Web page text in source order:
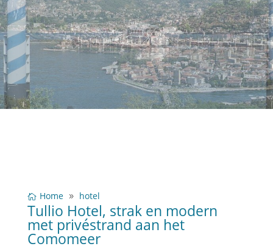
Home hotel
Tullio Hotel, strak en modern
met privéstrand aan het
Comomeer